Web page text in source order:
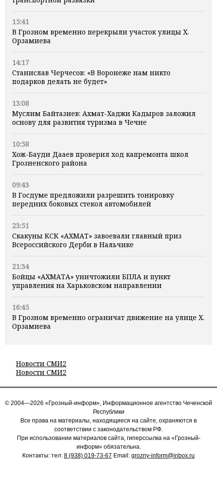
15:41
В Грозном временно перекрыли участок улицы Х.
Орзамиева
14:17
Станислав Черчесов: «В Воронеже нам никто
подарков делать не будет»
13:08
Муслим Байтазиев: Ахмат-Хаджи Кадыров заложил
основу для развития туризма в Чечне
10:58
Хож-Бауди Дааев проверил ход капремонта школ
Грозненского района
09:43
В Госдуме предложили разрешить тонировку
передних боковых стекол автомобилей
23:51
Скакуны КСК «АХМАТ» завоевали главный приз
Всероссийского Дерби в Нальчике
21:34
Бойцы «АХМАТА» уничтожили БПЛА и пункт
управления на Харьковском направлении
16:45
В Грозном временно ограничат движение на улице Х.
Орзамиева
Новости СМИ2
Новости СМИ2
© 2004—2026 «Грозный-информ», Информационное агентство Чеченской
Республики
Все права на материалы, находящиеся на сайте, охраняются в
соответствии с законодательством РФ.
При использовании материалов сайта, гиперссылка на «Грозный-
информ» обязательна.
Контакты: тел: 8 (938) 019-73-67 Email: grozny-inform@inbox.ru